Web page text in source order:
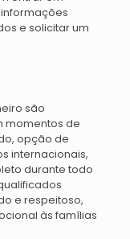
e solicitar um
são
momentos de
opção de
internacionais,
durante todo
e respeitoso,
às famílias